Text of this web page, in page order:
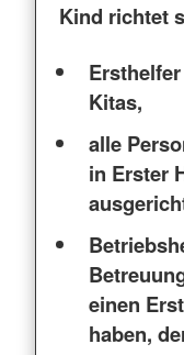
Kind richtet
Kitas,
alle
in Erster
einen
haben,